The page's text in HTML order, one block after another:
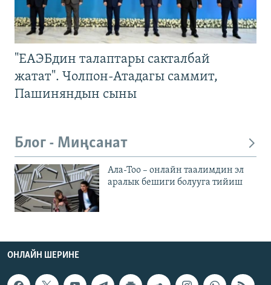
"ЕАЭБдин талаптары сакталбай
жатат". Чолпон-Атадагы саммит,
Пашиняндын сыны
Блог - Миңсанат
Ала-Тоо – онлайн таалимдин эл
аралык бешиги болууга тийиш
ОНЛАЙН ШЕРИНЕ